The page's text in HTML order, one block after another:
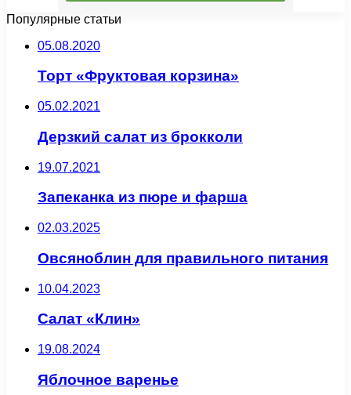
Популярные статьи
05.08.2020
Торт «Фруктовая корзина»
05.02.2021
Дерзкий салат из брокколи
19.07.2021
Запеканка из пюре и фарша
02.03.2025
Овсяноблин для правильного питания
10.04.2023
Салат «Клин»
19.08.2024
Яблочное варенье